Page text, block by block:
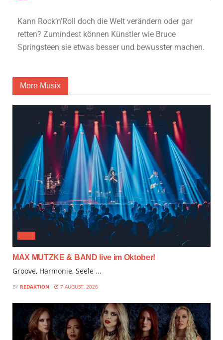
Kann Rock’n’Roll doch die Welt verändern oder gar
retten? Zumindest können Künstler wie Bruce
Springsteen sie etwas besser und bewusster machen.
More Musix
MAX MUTZKE & BAND live im Oktober!
Groove, Harmonie, Seele ...
BY REDAKTION 7 AUGUST, 2026